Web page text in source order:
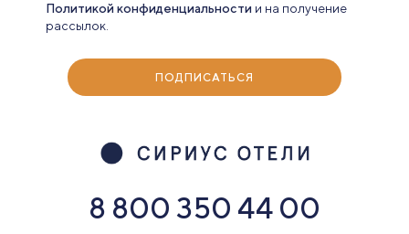
8 800 350 44 00
Политикой конфиденциальности и на получение
рассылок.
ПОДПИСАТЬСЯ